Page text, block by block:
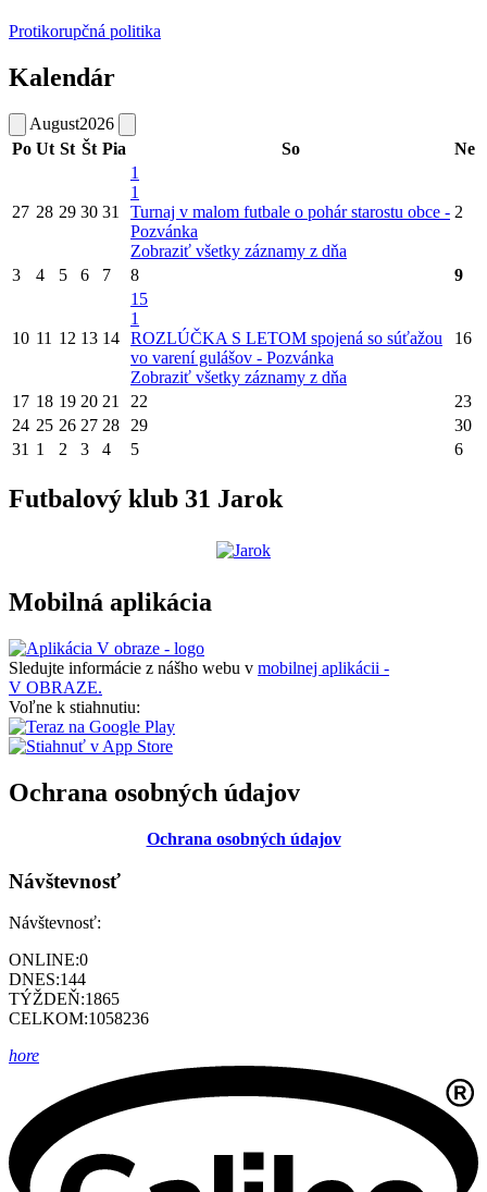
Protikorupčná politika
Kalendár
August2026
Po Ut St Št Pia So Ne
27 28 29 30 31
1
1
Turnaj v malom futbale o pohár starostu obce -
Pozvánka
Zobraziť všetky záznamy z dňa
2
3 4 5 6 7 8 9
10 11 12 13 14
15
1
ROZLÚČKA S LETOM spojená so súťažou
vo varení gulášov - Pozvánka
Zobraziť všetky záznamy z dňa
16
17 18 19 20 21 22
23
24 25 26 27 28 29
30
31 1 2 3 4 5 6
Futbalový klub 31 Jarok
Mobilná aplikácia
Sledujte informácie z nášho webu v mobilnej aplikácii -
V OBRAZE.
Voľne k stiahnutiu:
Ochrana osobných údajov
Ochrana osobných údajov
Návštevnosť
Návštevnosť:
ONLINE:0
DNES:144
TÝŽDEŇ:1865
CELKOM:1058236
hore